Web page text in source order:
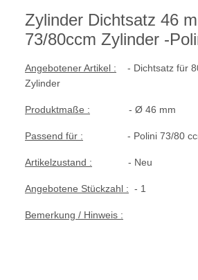
Zylinder Dichtsatz 46
73/80ccm Zylinder -
Angebotener Artikel : - Dichtsatz für
Zylinder
Produktmaße : - Ø 46 mm
Passend für : - Polini 73/80 ccm
Artikelzustand : - Neu
Angebotene Stückzahl : - 1
Bemerkung / Hinweis :